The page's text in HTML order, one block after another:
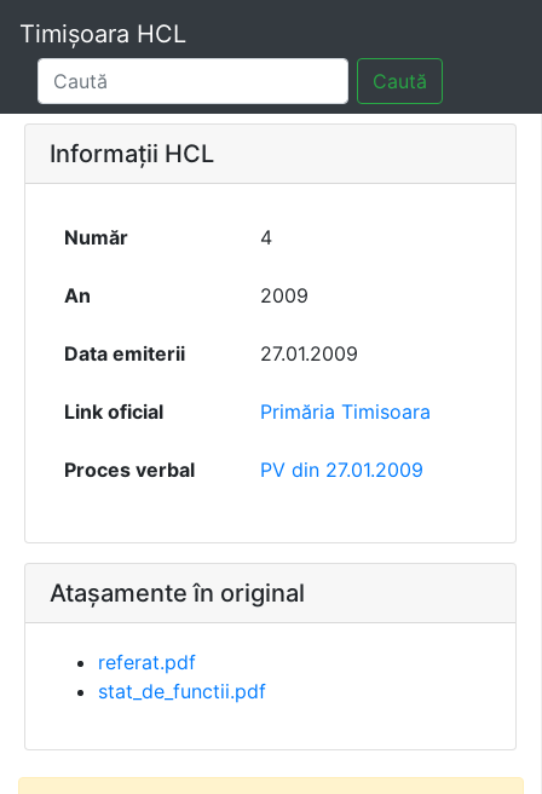
Timișoara HCL
Caută
Informații HCL
Număr 4
An 2009
Data emiterii 27.01.2009
Link oficial Primăria Timisoara
Proces verbal PV din 27.01.2009
Atașamente în original
referat.pdf
stat_de_functii.pdf